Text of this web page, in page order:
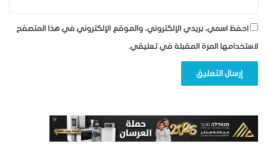
احفظ اسمي، بريدي الإلكتروني، والموقع الإلكتروني في هذا المتصفح
لاستخدامها المرة المقبلة في تعليقي.